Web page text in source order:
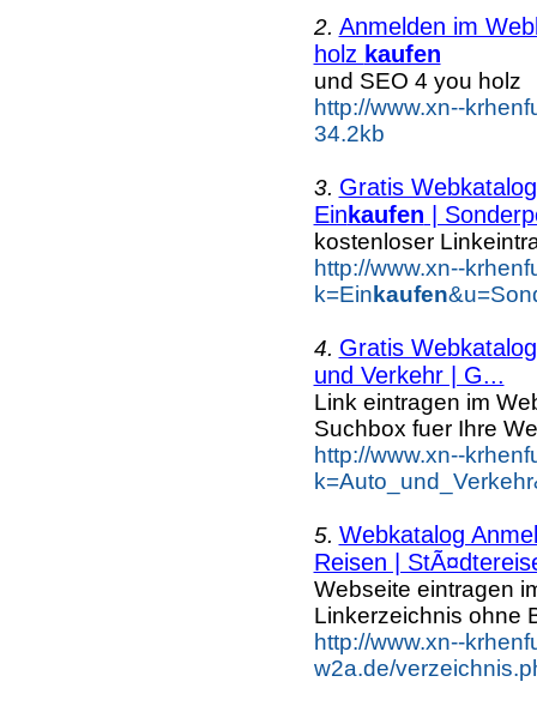
2. Anmelden im
holz kaufen
und SEO 4 you holz
http://www.xn--
34.2kb
3. Gratis
Ein kaufen |
kostenloser
http://www.xn--
k=Ein kaufen
4. Gratis
und Verkehr | G...
Link eintragen im
Suchbox fuer Ihre
http://www.xn--
5. Webkatalog
Reisen |
Webseite eintragen
Linkerzeichnis ohne
http://www.xn--
w2a.de/